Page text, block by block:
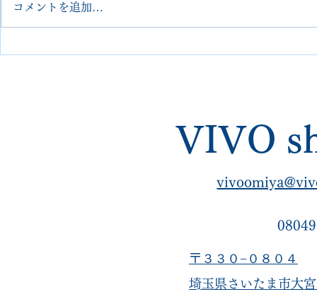
Philippe Model フィリップモ
コメントを追加…
VIVO
〒３３０−０８０４
埼玉県さいたま市大